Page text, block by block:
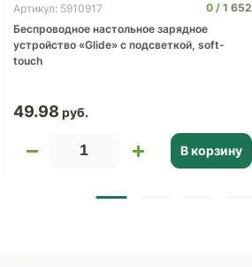
Артикул: 5910917 0
1 652
Беспроводное настольное зарядное
устройство «Glide» с подсветкой, soft-
touch
49.98
В корзину